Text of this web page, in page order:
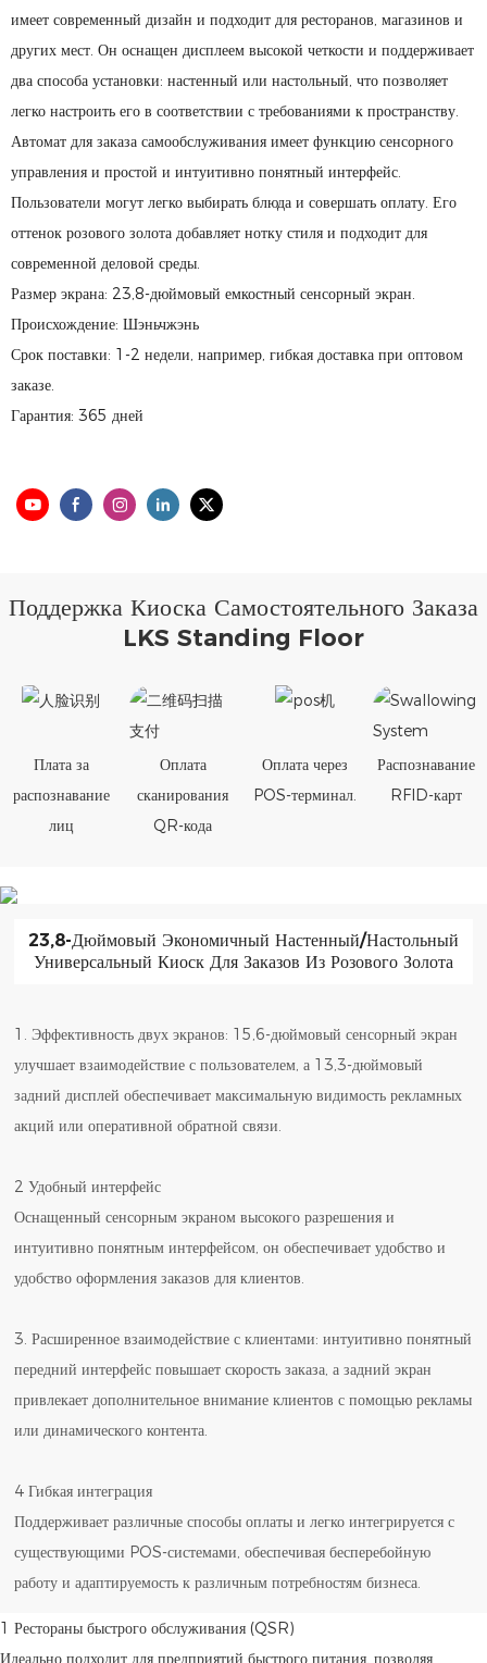
имеет современный дизайн и подходит для ресторанов, магазинов и
других мест. Он оснащен дисплеем высокой четкости и поддерживает
два способа установки: настенный или настольный, что позволяет
легко настроить его в соответствии с требованиями к пространству.
Автомат для заказа самообслуживания имеет функцию сенсорного
управления и простой и интуитивно понятный интерфейс.
Пользователи могут легко выбирать блюда и совершать оплату. Его
оттенок розового золота добавляет нотку стиля и подходит для
современной деловой среды.
Размер экрана: 23,8-дюймовый емкостный сенсорный экран.
Происхождение: Шэньчжэнь
Срок поставки: 1-2 недели, например, гибкая доставка при оптовом
заказе.
Гарантия: 365 дней
Поддержка Киоска Самостоятельного Заказа
LKS Standing Floor
Плата за
распознавание
лиц
Оплата
сканирования
QR-кода
Оплата через
POS-терминал.
Распознавание
RFID-карт
23,8-Дюймовый Экономичный Настенный/настольный
Универсальный Киоск Для Заказов Из Розового Золота
1. Эффективность двух экранов: 15,6-дюймовый сенсорный экран
улучшает взаимодействие с пользователем, а 13,3-дюймовый
задний дисплей обеспечивает максимальную видимость рекламных
акций или оперативной обратной связи.
2 Удобный интерфейс
Оснащенный сенсорным экраном высокого разрешения и
интуитивно понятным интерфейсом, он обеспечивает удобство и
удобство оформления заказов для клиентов.
3. Расширенное взаимодействие с клиентами: интуитивно понятный
передний интерфейс повышает скорость заказа, а задний экран
привлекает дополнительное внимание клиентов с помощью рекламы
или динамического контента.
4 Гибкая интеграция
Поддерживает различные способы оплаты и легко интегрируется с
существующими POS-системами, обеспечивая бесперебойную
работу и адаптируемость к различным потребностям бизнеса.
1 Рестораны быстрого обслуживания (QSR)
Идеально подходит для предприятий быстрого питания, позволяя